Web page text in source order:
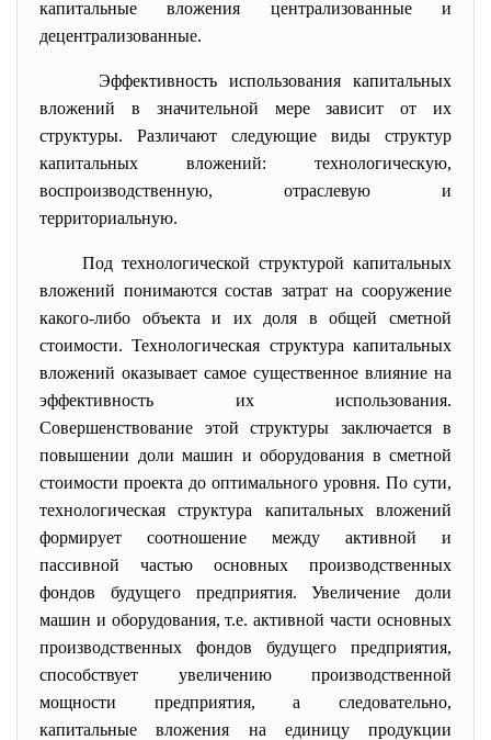
капитальные вложения централизованные и
децентрализованные.
Эффективность использования капитальных
вложений в значительной мере зависит от их
структуры. Различают следующие виды структур
капитальных вложений: технологическую,
воспроизводственную, отраслевую и
территориальную.
Под технологической структурой капитальных
вложений понимаются состав затрат на сооружение
какого-либо объекта и их доля в общей сметной
стоимости. Технологическая структура капитальных
вложений оказывает самое существенное влияние на
эффективность их использования.
Совершенствование этой структуры заключается в
повышении доли машин и оборудования в сметной
стоимости проекта до оптимального уровня. По сути,
технологическая структура капитальных вложений
формирует соотношение между активной и
пассивной частью основных производственных
фондов будущего предприятия. Увеличение доли
машин и оборудования, т.е. активной части основных
производственных фондов будущего предприятия,
способствует увеличению производственной
мощности предприятия, а следовательно,
капитальные вложения на единицу продукции